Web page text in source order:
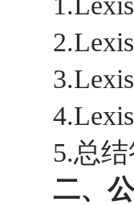
2.Lexis
3.Lexis
5.总
二、